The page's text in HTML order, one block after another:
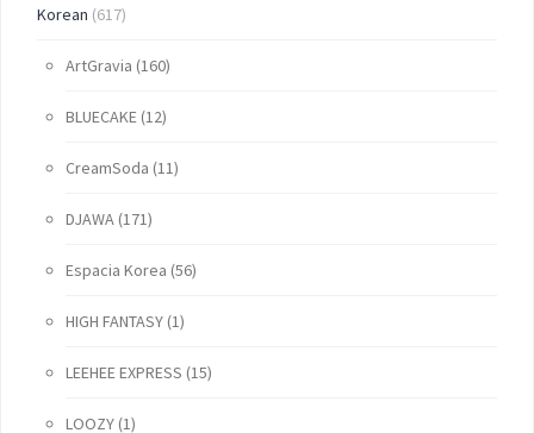
Korean (617)
ArtGravia (160)
BLUECAKE (12)
CreamSoda (11)
DJAWA (171)
Espacia Korea (56)
HIGH FANTASY (1)
LEEHEE EXPRESS (15)
LOOZY (1)